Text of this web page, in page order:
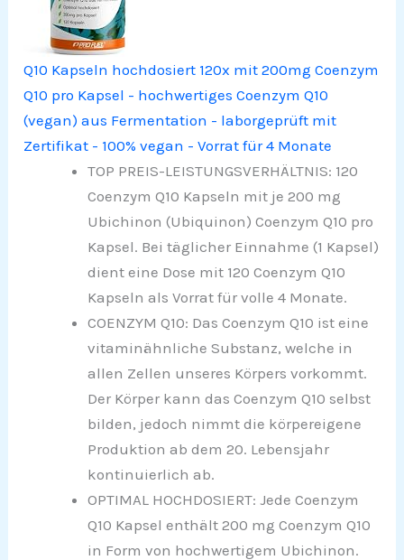
Q10 Kapseln hochdosiert 120x mit 200mg Coenzym
Q10 pro Kapsel - hochwertiges Coenzym Q10
(vegan) aus Fermentation - laborgeprüft mit
Zertifikat - 100% vegan - Vorrat für 4 Monate
TOP PREIS-LEISTUNGSVERHÄLTNIS: 120
Coenzym Q10 Kapseln mit je 200 mg
Ubichinon (Ubiquinon) Coenzym Q10 pro
Kapsel. Bei täglicher Einnahme (1 Kapsel)
dient eine Dose mit 120 Coenzym Q10
Kapseln als Vorrat für volle 4 Monate.
COENZYM Q10: Das Coenzym Q10 ist eine
vitaminähnliche Substanz, welche in
allen Zellen unseres Körpers vorkommt.
Der Körper kann das Coenzym Q10 selbst
bilden, jedoch nimmt die körpereigene
Produktion ab dem 20. Lebensjahr
kontinuierlich ab.
OPTIMAL HOCHDOSIERT: Jede Coenzym
Q10 Kapsel enthält 200 mg Coenzym Q10
in Form von hochwertigem Ubichinon.